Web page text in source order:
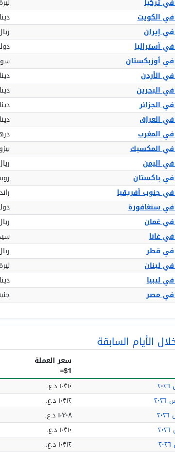
تركيا
الكويت
إيران
أستراليا
أوزبكستان
الأردن
البحرين
الجزائر
العراق
المغرب
المكسيك
اليمن
باكستان
جنوب أفريقيا
سنغافورة
عُمان
غانا
في قطر
لبنان
ليبيا
في مصر
الأيام السابقة
سعر العملة
$1=
١٬٣١٠ د.ع.‏
١٬٣١٢ د.ع.‏
١٬٣٠٨ د.ع.‏
١٬٣١٠ د.ع.‏
١٬٣١٢ د.ع.‏